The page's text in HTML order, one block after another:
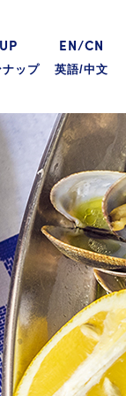
ップ
EN/CN
英語/中文